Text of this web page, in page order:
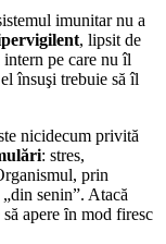
imunitar nu a
, lipsit de
pe care nu îl
însuşi trebuie să îl
nicidecum privită
: stres,
prin
senin”. Atacă
apere ȋn mod firesc